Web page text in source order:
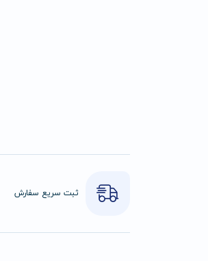
ثبت سریع سفارش